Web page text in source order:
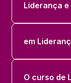
Liderança
em
O curso de